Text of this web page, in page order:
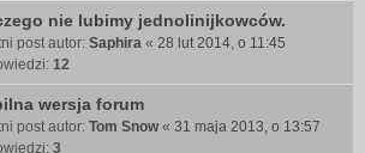
nie lubimy jednolinijkowców.
post autor: Saphira « 28 lut 2014, o 11:45
12
wersja forum
post autor: Tom Snow« 31 maja 2013, o 13:57
3